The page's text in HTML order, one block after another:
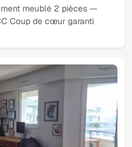
meublé 2 pièces —
Coup de cœur garanti